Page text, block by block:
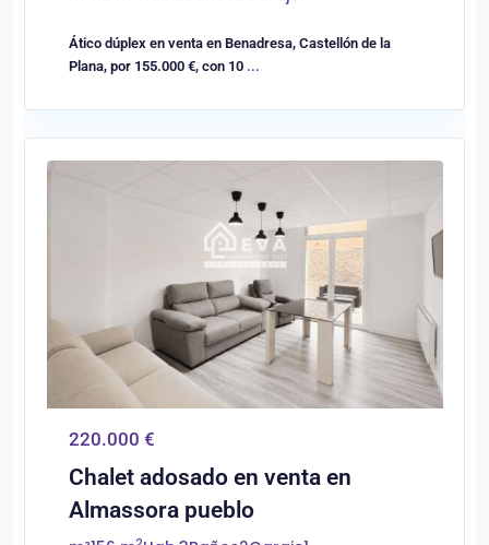
Ático dúplex en venta en Benadresa, Castellón de la
Plana, por 155.000 €, con 10 ...
0 Almassora/Almazora
220.000 €
Chalet adosado en venta en
Almassora pueblo